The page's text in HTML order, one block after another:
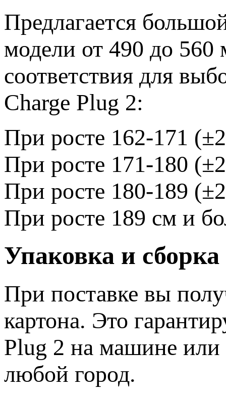
Предлагается
модели от 490 до
соответствия для
Charge Plug 2:
При росте 162-171
При росте 171-180
При росте 180-189
При росте 189 см и
Упаковка и
При поставке вы
картона. Это
Plug 2 на машине или
любой город.